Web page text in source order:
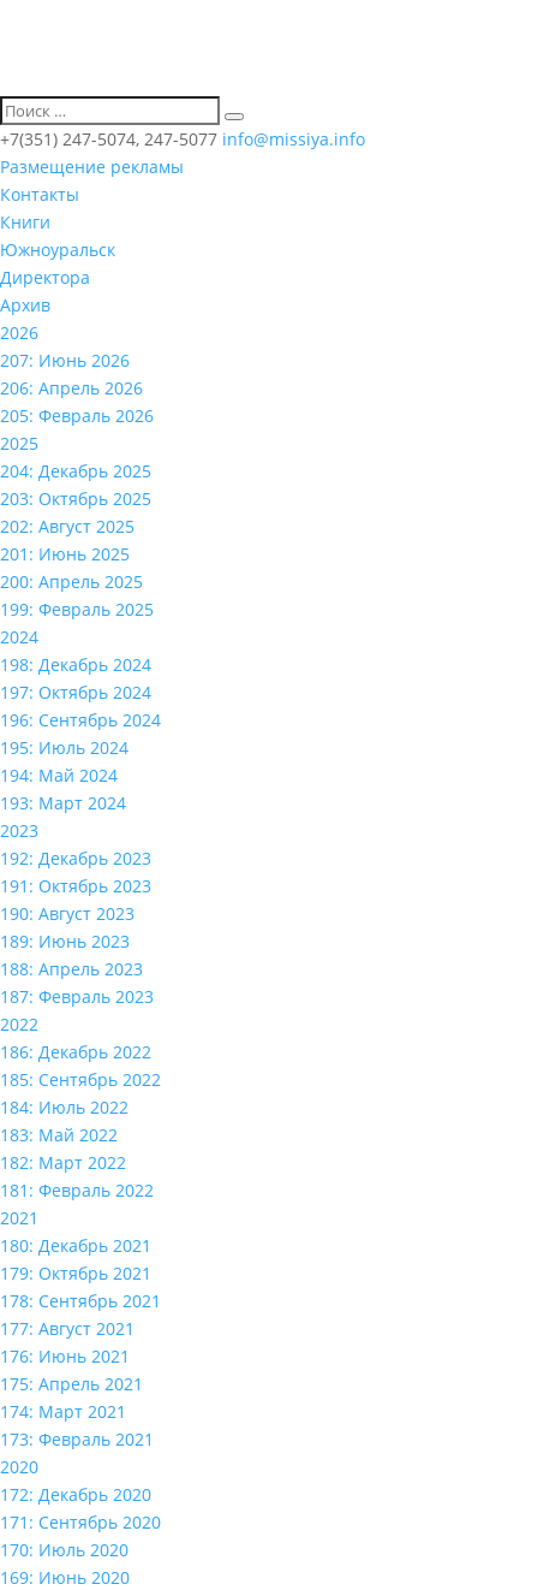
+7(351) 247-5074, 247-5077 info@missiya.info
Размещение рекламы
Контакты
Книги
Южноуральск
Директора
Архив
2026
207: Июнь 2026
206: Апрель 2026
205: Февраль 2026
2025
204: Декабрь 2025
203: Октябрь 2025
202: Август 2025
201: Июнь 2025
200: Апрель 2025
199: Февраль 2025
2024
198: Декабрь 2024
197: Октябрь 2024
196: Сентябрь 2024
195: Июль 2024
194: Май 2024
193: Март 2024
2023
192: Декабрь 2023
191: Октябрь 2023
190: Август 2023
189: Июнь 2023
188: Апрель 2023
187: Февраль 2023
2022
186: Декабрь 2022
185: Сентябрь 2022
184: Июль 2022
183: Май 2022
182: Март 2022
181: Февраль 2022
2021
180: Декабрь 2021
179: Октябрь 2021
178: Сентябрь 2021
177: Август 2021
176: Июнь 2021
175: Апрель 2021
174: Март 2021
173: Февраль 2021
2020
172: Декабрь 2020
171: Сентябрь 2020
170: Июль 2020
169: Июнь 2020